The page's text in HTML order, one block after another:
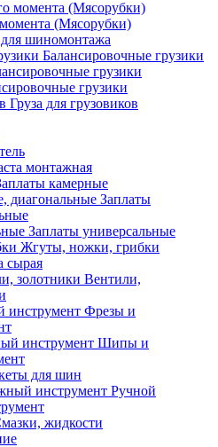
(Мясорубки)
шиномонтажа
Балансировочные грузики
грузики
Груза для грузовиков
монтажная
камерные
Заплаты
Заплаты универсальные
Жгуты, ножки, грибки
сырая
Вентили,
Фрезы и
Шипы и
для шин
Ручной
жидкости